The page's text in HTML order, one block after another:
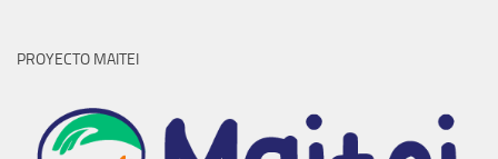
PROYECTO MAITEI